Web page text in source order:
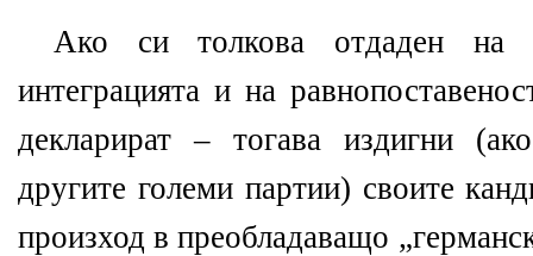
Ако си толкова отдаден на
интеграцията и на
декларират – тогава издигни
другите големи партии) своите
произход в преобладаващо